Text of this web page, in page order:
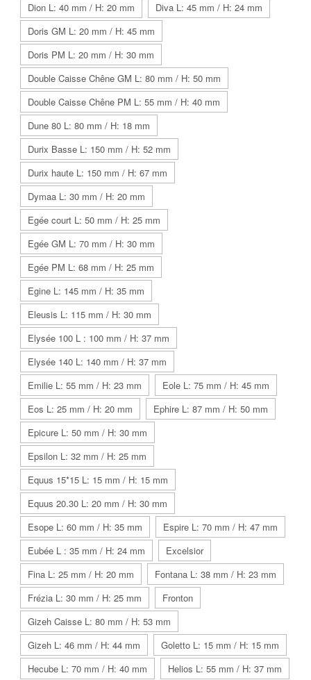
Dion L: 40 mm / H: 20 mm
Diva L: 45 mm / H: 24 mm
Doris GM L: 20 mm / H: 45 mm
Doris PM L: 20 mm / H: 30 mm
Double Caisse Chêne GM L: 80 mm / H: 50 mm
Double Caisse Chêne PM L: 55 mm / H: 40 mm
Dune 80 L: 80 mm / H: 18 mm
Durix Basse L: 150 mm / H: 52 mm
Durix haute L: 150 mm / H: 67 mm
Dymaa L: 30 mm / H: 20 mm
Egée court L: 50 mm / H: 25 mm
Egée GM L: 70 mm / H: 30 mm
Egée PM L: 68 mm / H: 25 mm
Egine L: 145 mm / H: 35 mm
Eleusis L: 115 mm / H: 30 mm
Elysée 100 L : 100 mm / H: 37 mm
Elysée 140 L: 140 mm / H: 37 mm
Emilie L: 55 mm / H: 23 mm
Eole L: 75 mm / H: 45 mm
Eos L: 25 mm / H: 20 mm
Ephire L: 87 mm / H: 50 mm
Epicure L: 50 mm / H: 30 mm
Epsilon L: 32 mm / H: 25 mm
Equus 15*15 L: 15 mm / H: 15 mm
Equus 20.30 L: 20 mm / H: 30 mm
Esope L: 60 mm / H: 35 mm
Espire L: 70 mm / H: 47 mm
Eubée L : 35 mm / H: 24 mm
Excelsior
Fina L: 25 mm / H: 20 mm
Fontana L: 38 mm / H: 23 mm
Frézia L: 30 mm / H: 25 mm
Fronton
Gizeh Caisse L: 80 mm / H: 53 mm
Gizeh L: 46 mm / H: 44 mm
Goletto L: 15 mm / H: 15 mm
Hecube L: 70 mm / H: 40 mm
Helios L: 55 mm / H: 37 mm